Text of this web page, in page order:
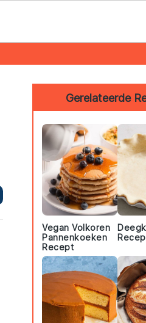
Primary
Sidebar
Gerelateerde
Vegan Volkoren
Pannenkoeken
Recept